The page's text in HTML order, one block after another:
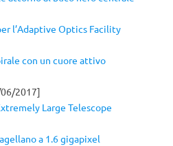
l’Adaptive Optics Facility
con un cuore attivo
2017]
Large Telescope
a 1.6 gigapixel